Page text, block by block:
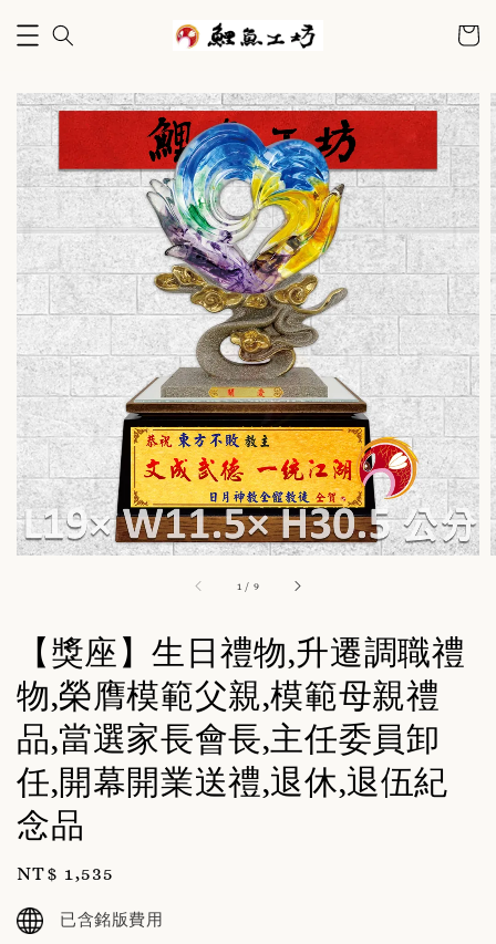
1 / 9
【獎座】生日禮物,升遷調職禮
物,榮膺模範父親,模範母親禮
品,當選家長會長,主任委員卸
任,開幕開業送禮,退休,退伍紀
念品
Regular
price
NT$ 1,535
已含銘版費用